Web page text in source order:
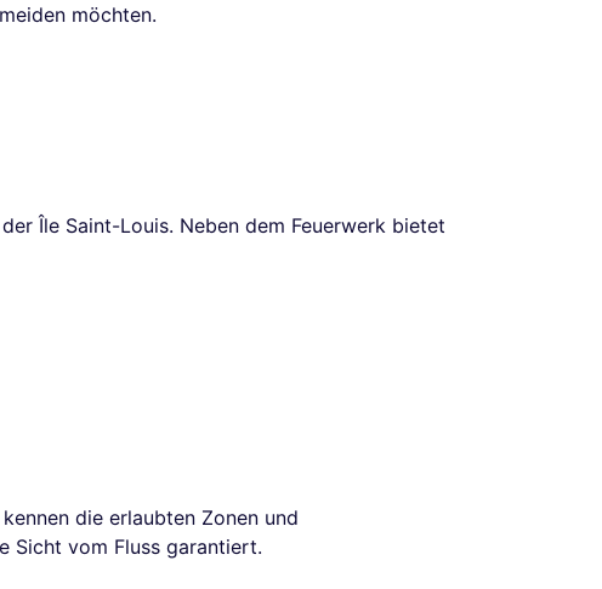
möchten.
Île Saint-Louis. Neben dem Feuerwerk bietet
die erlaubten Zonen und
Sicht vom Fluss garantiert.